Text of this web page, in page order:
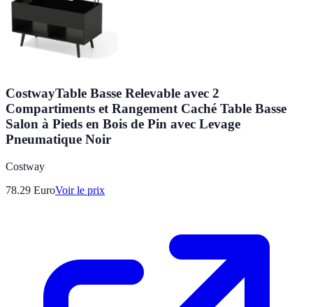
CostwayTable Basse Relevable avec 2
Compartiments et Rangement Caché Table Basse
Salon à Pieds en Bois de Pin avec Levage
Pneumatique Noir
Costway
78.29 EuroVoir le prix